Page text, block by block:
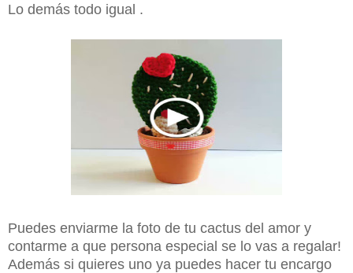
Lo demás todo igual .
Puedes enviarme la foto de tu cactus del amor y
contarme a que persona especial se lo vas a regalar!
Además si quieres uno ya puedes hacer tu encargo